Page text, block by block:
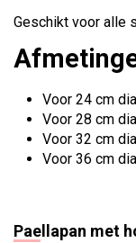
Geschikt voor alle
Voor 24 cm
Voor 28 cm
Voor 32 cm
Voor 36 cm
Paellapan met